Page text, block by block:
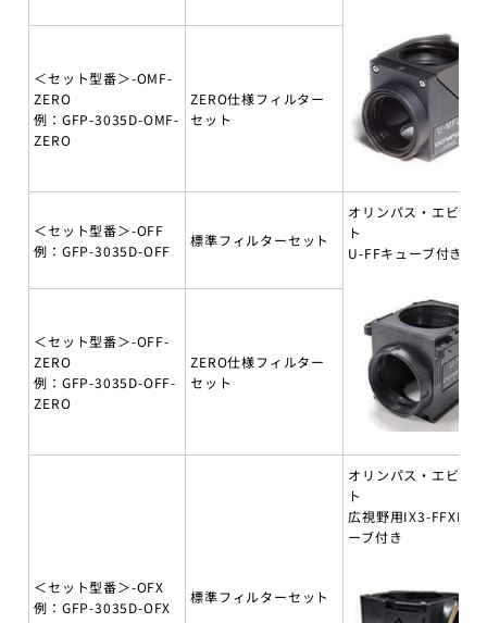
＜セット型番＞-OMF-
ZERO
例：GFP-3035D-OMF-
ZERO
ZERO仕様フィルター
セット
＜セット型番＞-OFF
例：GFP-3035D-OFF
標準フィルターセット
オリンパス・エビデン
ト
U-FFキューブ付き
＜セット型番＞-OFF-
ZERO
例：GFP-3035D-OFF-
ZERO
ZERO仕様フィルター
セット
＜セット型番＞-OFX
例：GFP-3035D-OFX
標準フィルターセット
オリンパス・エビデン
ト
広視野用IX3-FFXLキ
ーブ付き